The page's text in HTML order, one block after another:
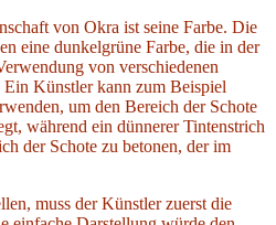
von Okra ist seine Farbe. Die
eine dunkelgrüne Farbe, die in der
von verschiedenen
Künstler kann zum Beispiel
um den Bereich der Schote
während ein dünnerer Tintenstrich
der Schote zu betonen, der im
muss der Künstler zuerst die